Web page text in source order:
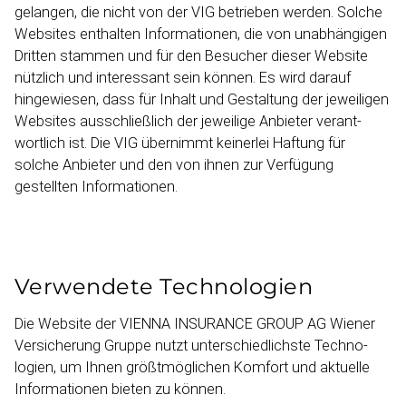
gelangen, die nicht von der VIG betrieben werden. Solche
Websites enthalten Informa­tionen, die von unabhängigen
Dritten stammen und für den Besucher dieser Website
nützlich und interessant sein können. Es wird darauf
hingewiesen, dass für Inhalt und Gestaltung der jeweiligen
Websites ausschließlich der jeweilige Anbieter verant­
wortlich ist. Die VIG übernimmt keinerlei Haftung für
solche Anbieter und den von ihnen zur Verfügung
gestellten Informa­tionen.
Verwen­dete Tech­no­lo­gien
Die Website der VIENNA INSURANCE GROUP AG Wiener
Versicherung Gruppe nutzt unterschied­lichste Techno­
logien, um Ihnen größtmög­lichen Komfort und aktuelle
Informa­tionen bieten zu können.